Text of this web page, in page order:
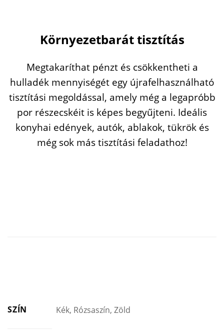
Környezetbarát tisztítás
Megtakaríthat pénzt és csökkentheti a
hulladék mennyiségét egy újrafelhasználható
tisztítási megoldással, amely még a legapróbb
por részecskéit is képes begyűjteni. Ideális
konyhai edények, autók, ablakok, tükrök és
még sok más tisztítási feladathoz!
SZÍN Kék, Rózsaszín, Zöld